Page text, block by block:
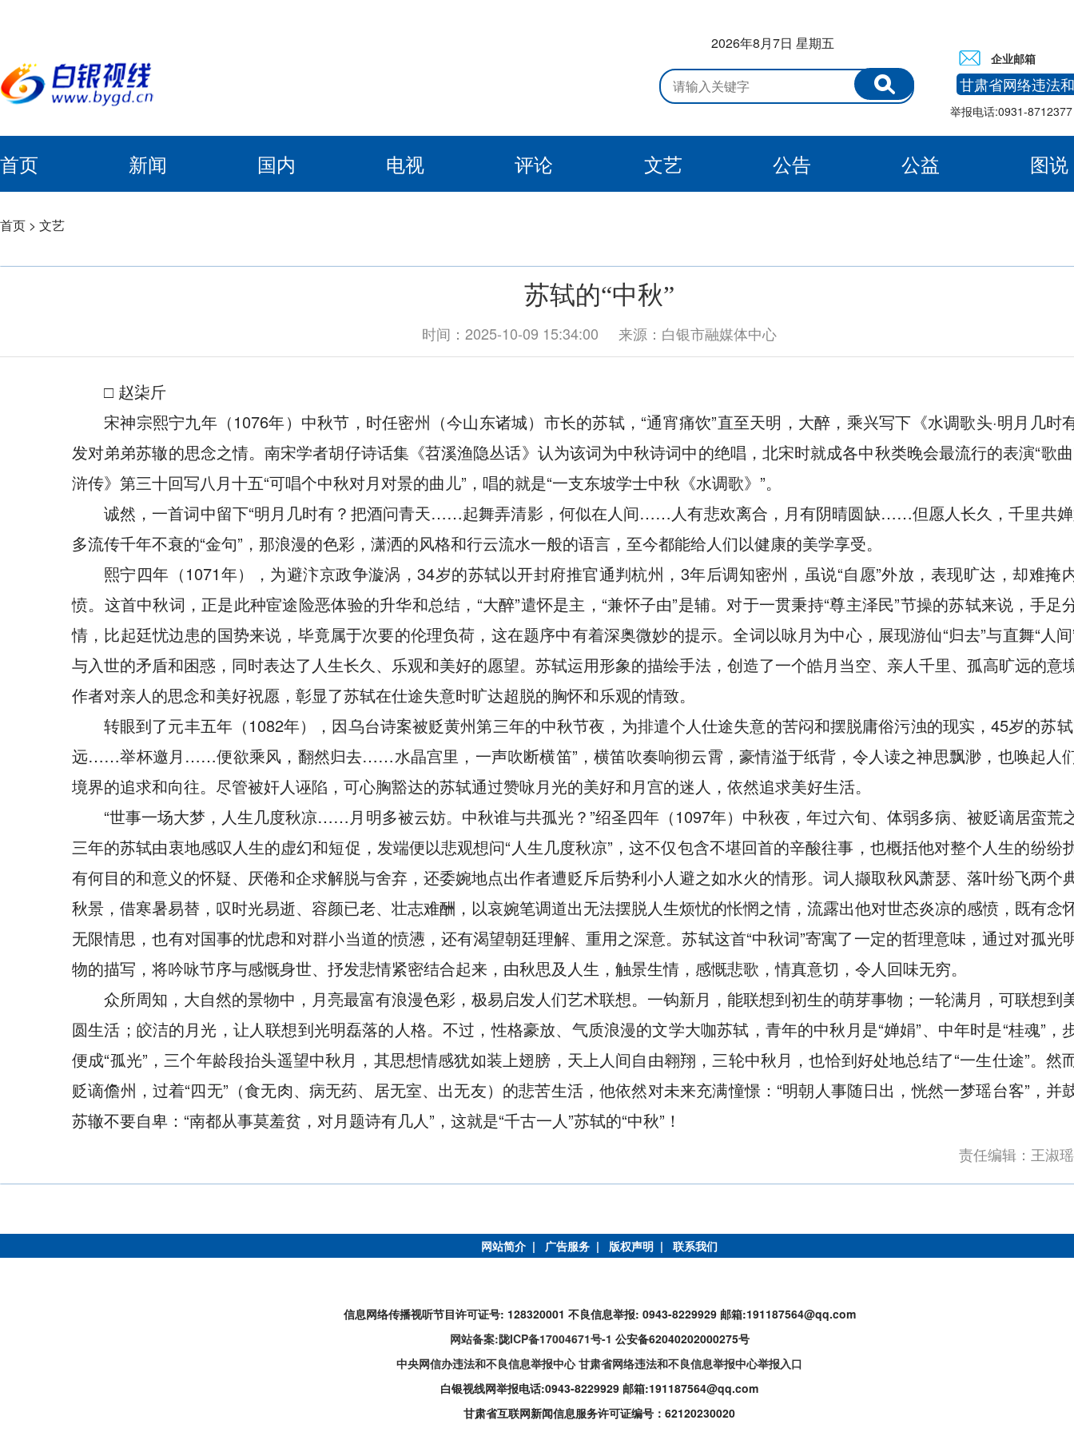
2026年8月7日 星期五
企业邮箱
甘肃省网络违法
举报电话:0931-
首页 新闻 国内 电视 评论 文艺 公告 公益
图说
首页 > 文艺
苏轼的“中秋”
时间：2025-10-09 15:34:00 来源：白银市融媒体中心
□ 赵柒斤
宋神宗熙宁九年（1076年）中秋节，时任密州（今山东诸城）市长的苏轼，“通宵痛饮”直至天明，大醉，乘兴写下《水调歌头·明月几时
发对弟弟苏辙的思念之情。南宋学者胡仔诗话集《苕溪渔隐丛话》认为该词为中秋诗词中的绝唱，北宋时就成各中秋类晚会最流行的表演“歌
浒传》第三十回写八月十五“可唱个中秋对月对景的曲儿”，唱的就是“一支东坡学士中秋《水调歌》”。
诚然，一首词中留下“明月几时有？把酒问青天……起舞弄清影，何似在人间……人有悲欢离合，月有阴晴圆缺……但愿人长久，千里共婵
多流传千年不衰的“金句”，那浪漫的色彩，潇洒的风格和行云流水一般的语言，至今都能给人们以健康的美学享受。
熙宁四年（1071年），为避汴京政争漩涡，34岁的苏轼以开封府推官通判杭州，3年后调知密州，虽说“自愿”外放，表现旷达，却难掩
愤。这首中秋词，正是此种宦途险恶体验的升华和总结，“大醉”遣怀是主，“兼怀子由”是辅。对于一贯秉持“尊主泽民”节操的苏轼来说，手足
情，比起廷忧边患的国势来说，毕竟属于次要的伦理负荷，这在题序中有着深奥微妙的提示。全词以咏月为中心，展现游仙“归去”与直舞“人
与入世的矛盾和困惑，同时表达了人生长久、乐观和美好的愿望。苏轼运用形象的描绘手法，创造了一个皓月当空、亲人千里、孤高旷远的意
作者对亲人的思念和美好祝愿，彰显了苏轼在仕途失意时旷达超脱的胸怀和乐观的情致。
转眼到了元丰五年（1082年），因乌台诗案被贬黄州第三年的中秋节夜，为排遣个人仕途失意的苦闷和摆脱庸俗污浊的现实，45岁的苏
远……举杯邀月……便欲乘风，翻然归去……水晶宫里，一声吹断横笛”，横笛吹奏响彻云霄，豪情溢于纸背，令人读之神思飘渺，也唤起人
境界的追求和向往。尽管被奸人诬陷，可心胸豁达的苏轼通过赞咏月光的美好和月宫的迷人，依然追求美好生活。
“世事一场大梦，人生几度秋凉……月明多被云妨。中秋谁与共孤光？”绍圣四年（1097年）中秋夜，年过六旬、体弱多病、被贬谪居蛮荒
三年的苏轼由衷地感叹人生的虚幻和短促，发端便以悲观想问“人生几度秋凉”，这不仅包含不堪回首的辛酸往事，也概括他对整个人生的纷纷
有何目的和意义的怀疑、厌倦和企求解脱与舍弃，还委婉地点出作者遭贬斥后势利小人避之如水火的情形。词人撷取秋风萧瑟、落叶纷飞两个
秋景，借寒暑易替，叹时光易逝、容颜已老、壮志难酬，以哀婉笔调道出无法摆脱人生烦忧的怅惘之情，流露出他对世态炎凉的感愤，既有念
无限情思，也有对国事的忧虑和对群小当道的愤懑，还有渴望朝廷理解、重用之深意。苏轼这首“中秋词”寄寓了一定的哲理意味，通过对孤光
物的描写，将吟咏节序与感慨身世、抒发悲情紧密结合起来，由秋思及人生，触景生情，感慨悲歌，情真意切，令人回味无穷。
众所周知，大自然的景物中，月亮最富有浪漫色彩，极易启发人们艺术联想。一钩新月，能联想到初生的萌芽事物；一轮满月，可联想到
圆生活；皎洁的月光，让人联想到光明磊落的人格。不过，性格豪放、气质浪漫的文学大咖苏轼，青年的中秋月是“婵娟”、中年时是“桂魂”，
便成“孤光”，三个年龄段抬头遥望中秋月，其思想情感犹如装上翅膀，天上人间自由翱翔，三轮中秋月，也恰到好处地总结了“一生仕途”。然
贬谪儋州，过着“四无”（食无肉、病无药、居无室、出无友）的悲苦生活，他依然对未来充满憧憬：“明朝人事随日出，恍然一梦瑶台客”，并
苏辙不要自卑：“南都从事莫羞贫，对月题诗有几人”，这就是“千古一人”苏轼的“中秋”！
责任编辑：王淑瑶
网站简介 | 广告服务 | 版权声明 | 联系我们
信息网络传播视听节目许可证号: 128320001 不良信息举报: 0943-8229929 邮箱:191187564@qq.com
网站备案:陇ICP备17004671号-1 公安备62040202000275号
中央网信办违法和不良信息举报中心 甘肃省网络违法和不良信息举报中心举报入口
白银视线网举报电话:0943-8229929 邮箱:191187564@qq.com
甘肃省互联网新闻信息服务许可证编号：62120230020